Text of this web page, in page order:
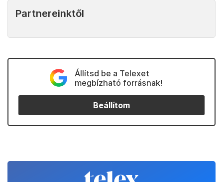
Partnereinktől
Állítsd be a Telexet
megbízható forrásnak!
Beállítom